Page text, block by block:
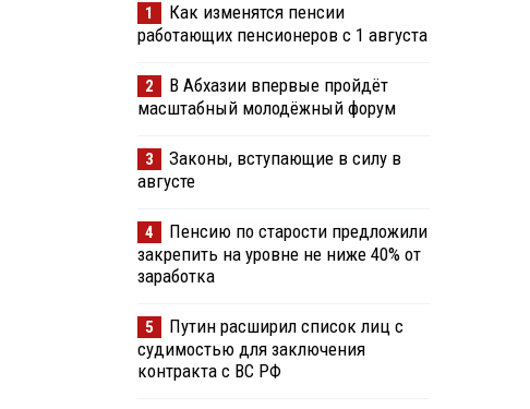
1
Как изменятся пенсии
работающих пенсионеров с 1 августа
2
В Абхазии впервые пройдёт
масштабный молодёжный форум
3
Законы, вступающие в силу в
августе
4
Пенсию по старости предложили
закрепить на уровне не ниже 40% от
заработка
5
Путин расширил список лиц с
судимостью для заключения
контракта с ВС РФ